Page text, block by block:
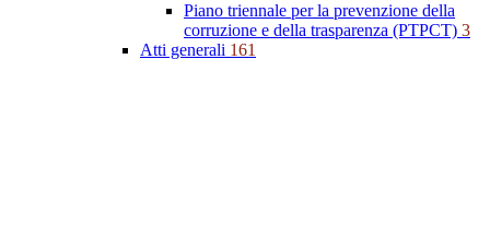
Piano triennale per la prevenzione della
corruzione e della trasparenza (PTPCT) 3
Atti generali 161